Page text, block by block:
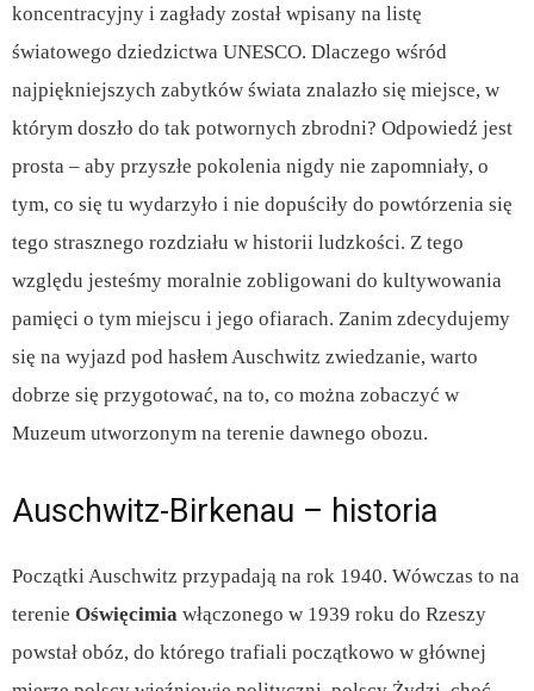
koncentracyjny i zagłady został wpisany na listę
światowego dziedzictwa UNESCO. Dlaczego wśród
najpiękniejszych zabytków świata znalazło się miejsce, w
którym doszło do tak potwornych zbrodni? Odpowiedź jest
prosta – aby przyszłe pokolenia nigdy nie zapomniały, o
tym, co się tu wydarzyło i nie dopuściły do powtórzenia się
tego strasznego rozdziału w historii ludzkości. Z tego
względu jesteśmy moralnie zobligowani do kultywowania
pamięci o tym miejscu i jego ofiarach. Zanim zdecydujemy
się na wyjazd pod hasłem Auschwitz zwiedzanie, warto
dobrze się przygotować, na to, co można zobaczyć w
Muzeum utworzonym na terenie dawnego obozu.
Auschwitz-Birkenau – historia
Początki Auschwitz przypadają na rok 1940. Wówczas to na
terenie Oświęcimia włączonego w 1939 roku do Rzeszy
powstał obóz, do którego trafiali początkowo w głównej